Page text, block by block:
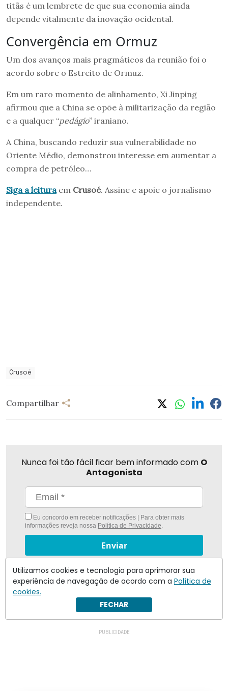
titãs é um lembrete de que sua economia ainda
depende vitalmente da inovação ocidental.
Convergência em Ormuz
Um dos avanços mais pragmáticos da reunião foi o
acordo sobre o Estreito de Ormuz.
Em um raro momento de alinhamento, Xi Jinping
afirmou que a China se opõe à militarização da região
e a qualquer “pedágio” iraniano.
A China, buscando reduzir sua vulnerabilidade no
Oriente Médio, demonstrou interesse em aumentar a
compra de petróleo…
Siga a leituraem Crusoé. Assine e apoie o jornalismo
independente.
Crusoé
Compartilhar
Nunca foi tão fácil ficar bem informado com O
Antagonista
Eu concordo em receber notificações | Para obter mais
informações reveja nossa Política de Privacidade.
Enviar
Inscreva-se
Utilizamos cookies e tecnologia para aprimorar sua
experiência de navegação de acordo com a Política de
cookies.
FECHAR